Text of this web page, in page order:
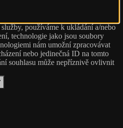
používáme k ukládání a/nebo
technologie jako jsou soubory
nám umožní zpracovávat
nebo jedinečná ID na tomto
souhlasu může nepříznivě ovlivnit